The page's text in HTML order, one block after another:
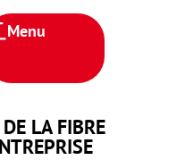
Menu
LA FIBRE